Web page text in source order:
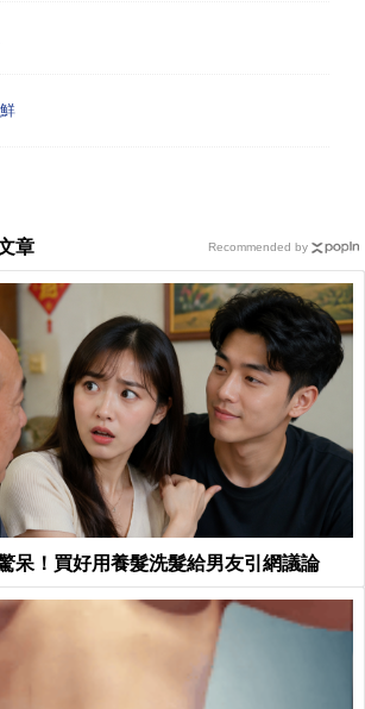
章
呆！買好用養髮洗髮給男友引網議論
Recommended by